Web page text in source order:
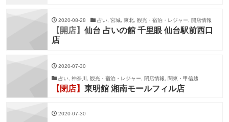
2020-08-28 占い, 宮城, 東北, 観光・宿泊・レジャー, 開店情報
【開店】 仙台 占いの館 千里眼 仙台駅前西口
店
2020-07-30
占い, 神奈川, 観光・宿泊・レジャー, 閉店情報, 関東・甲信越
【閉店】 東明館 湘南モールフィル店
2020-07-30